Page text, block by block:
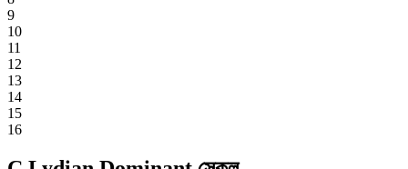
9
10
11
12
13
14
15
16